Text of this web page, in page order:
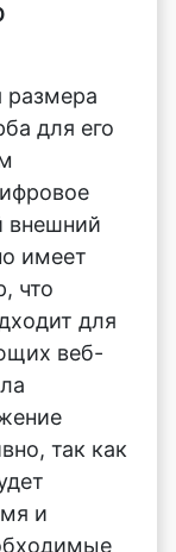
для его
внешний
имеет
что
для
веб-
так как
и